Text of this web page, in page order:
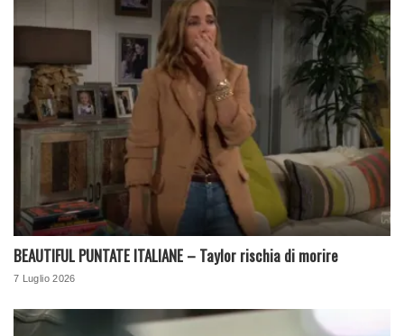
BEAUTIFUL PUNTATE ITALIANE – Taylor rischia di morire
7 Luglio 2026